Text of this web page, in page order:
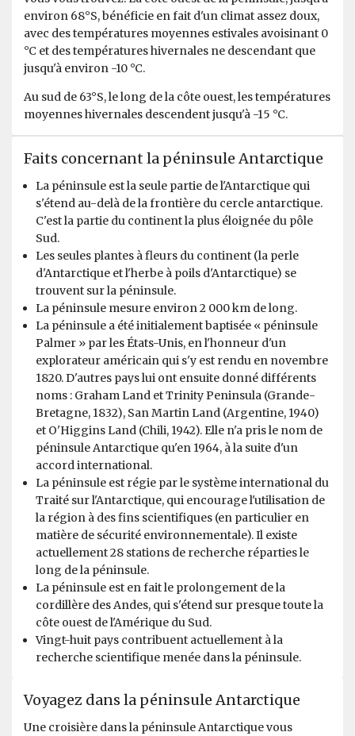
attention to details even for this - each flight every
passenger had a window seat. The helicopter pilots
were very friendly and made the flights very
memorable. If you are considering an Antarctic trip, I
Ortellius.
Favorite Trip Ever
par Skye Bartholomew Antarctique
I don't think I can quite put into words how amazing this
trip was! To start, the entire oceanwide team was
excellent - dining services memorized everyone's
needs/preferences (and names!) within the first day, the
expedition team's excitement and expertise enhanced
every moment off the ship, and all other staff were
warm and friendly! I was so happy how much time we
were able to spend off of the ship either on landings or
Zodiac cruises. I was a little hesitant that Zodiac cruises
would be "boring" but there were some of my favorite
moments of the trip! Nothing can quite compare to
circling icebergs, approaching seals napping on
icebergs, or basking in the magnificence of breaching
whales meters away from your Zodiac! If you want feel
like you are on a true expedition and spend most of
your time off the ship, I cannot recommend Oceanwide
expeditions enough!
environ 68°S, bénéficie en fait d'un climat assez doux,
avec des températures moyennes estivales avoisinant 0
°C et des températures hivernales ne descendant que
jusqu'à environ -10 °C.
Au sud de 63°S, le long de la côte ouest, les températures
moyennes hivernales descendent jusqu'à -15 °C.
Faits concernant la péninsule Antarctique
La péninsule est la seule partie de l'Antarctique qui
s'étend au-delà de la frontière du cercle antarctique.
C'est la partie du continent la plus éloignée du pôle
Sud.
Les seules plantes à fleurs du continent (la perle
d'Antarctique et l'herbe à poils d'Antarctique) se
trouvent sur la péninsule.
La péninsule mesure environ 2 000 km de long.
La péninsule a été initialement baptisée « péninsule
Palmer » par les États-Unis, en l'honneur d'un
explorateur américain qui s'y est rendu en novembre
1820. D'autres pays lui ont ensuite donné différents
noms : Graham Land et Trinity Peninsula (Grande-
Bretagne, 1832), San Martin Land (Argentine, 1940)
et O'Higgins Land (Chili, 1942). Elle n'a pris le nom de
péninsule Antarctique qu'en 1964, à la suite d'un
accord international.
La péninsule est régie par le système international du
Traité sur l'Antarctique, qui encourage l'utilisation de
la région à des fins scientifiques (en particulier en
matière de sécurité environnementale). Il existe
actuellement 28 stations de recherche réparties le
long de la péninsule.
La péninsule est en fait le prolongement de la
cordillère des Andes, qui s'étend sur presque toute la
côte ouest de l'Amérique du Sud.
Vingt-huit pays contribuent actuellement à la
recherche scientifique menée dans la péninsule.
Voyagez dans la péninsule Antarctique
Une croisière dans la péninsule Antarctique vous